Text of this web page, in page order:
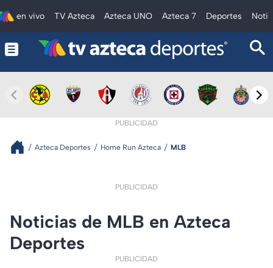
en vivo TV Azteca Azteca UNO Azteca 7 Deportes
PUBLICIDAD
Azteca Deportes Home Run Azteca MLB
PUBLICIDAD
Noticias de MLB en Azteca
Deportes
PUBLICIDAD